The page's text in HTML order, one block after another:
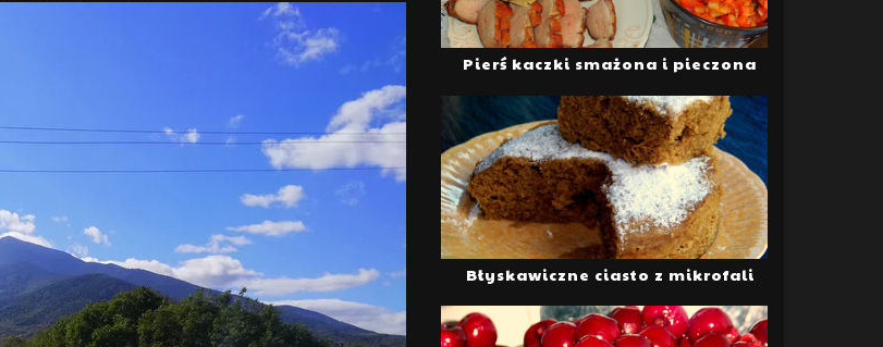
Pierś kaczki smażona i pieczona
Błyskawiczne ciasto z mikrofali